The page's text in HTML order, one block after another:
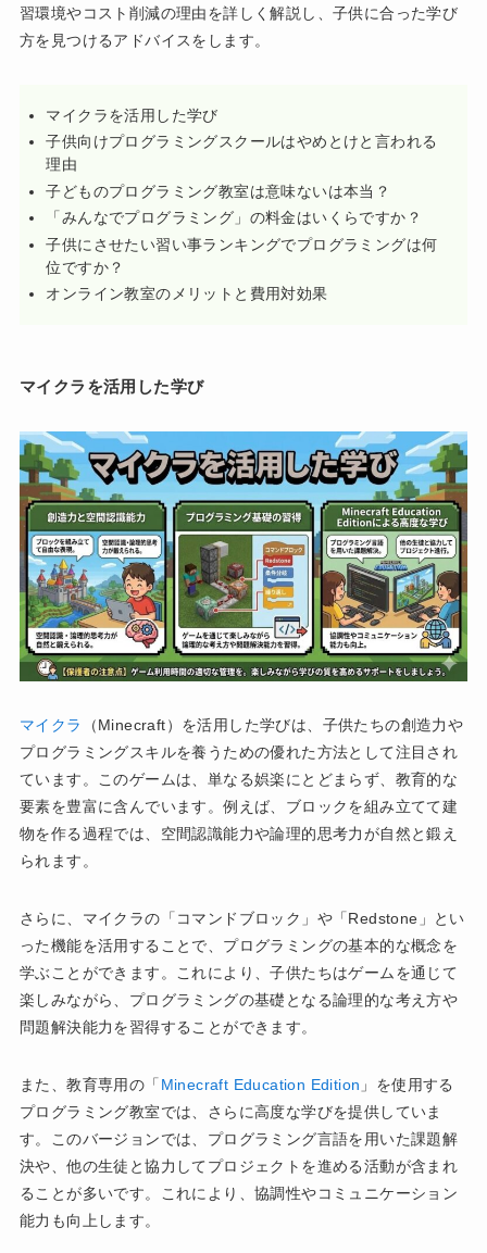
習環境やコスト削減の理由を詳しく解説し、子供に合った学び
方を見つけるアドバイスをします。
マイクラを活用した学び
子供向けプログラミングスクールはやめとけと言われる
理由
子どものプログラミング教室は意味ないは本当？
「みんなでプログラミング」の料金はいくらですか？
子供にさせたい習い事ランキングでプログラミングは何
位ですか？
オンライン教室のメリットと費用対効果
マイクラを活用した学び
マイクラ
（Minecraft）を活用した学びは、子供たちの創造力や
プログラミングスキルを養うための優れた方法として注目され
ています。このゲームは、単なる娯楽にとどまらず、教育的な
要素を豊富に含んでいます。例えば、ブロックを組み立てて建
物を作る過程では、空間認識能力や論理的思考力が自然と鍛え
られます。
さらに、マイクラの「コマンドブロック」や「Redstone」とい
った機能を活用することで、プログラミングの基本的な概念を
学ぶことができます。これにより、子供たちはゲームを通じて
楽しみながら、プログラミングの基礎となる論理的な考え方や
問題解決能力を習得することができます。
また、教育専用の「 Minecraft Education Edition 」を使用する
プログラミング教室では、さらに高度な学びを提供していま
す。このバージョンでは、プログラミング言語を用いた課題解
決や、他の生徒と協力してプロジェクトを進める活動が含まれ
ることが多いです。これにより、協調性やコミュニケーション
能力も向上します。